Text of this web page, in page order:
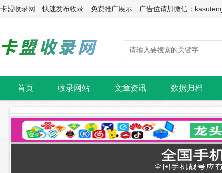
卡盟收录网 快速发布收录 免费推广展示 广告位请加微信：
首页 收录网站 文章资讯 数据归档